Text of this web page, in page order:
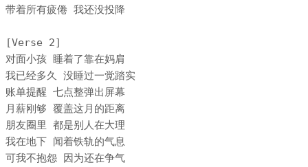
带着所有疲倦 我还没投降
[Verse 2]
对面小孩 睡着了靠在妈肩
我已经多久 没睡过一觉踏实
账单提醒 七点整弹出屏幕
月薪刚够 覆盖这月的距离
朋友圈里 都是别人在大理
我在地下 闻着铁轨的气息
可我不抱怨 因为还在争气